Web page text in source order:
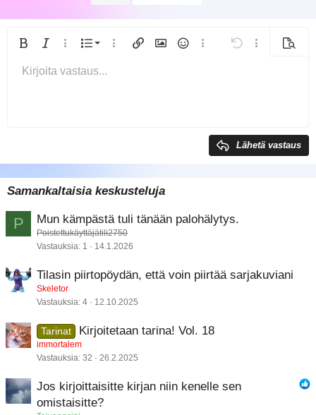
t
:
LihavoituKursivoitu
Lisää vaihtoehtoja...
Lista
Järjestetty lista
Lisää vaihtoehtoja...
Lisää linkki
Lisää kuva
HymiötLisää vaihtoehtoja...
KumoaLisää
Fontin koko
9
22
Tekstin väri
KirjasintyyliArial
Times New Roman
Trebuchet MS
Verdana
Yliviivattu
OjennusTasaa vasemmalle
Kappalemuoto
Normal
Lisää GIF
LainausLisää video/media
Lisää taulukko
Lisää vaakasuora viiva
Uudelleen
Vaihda BB-koodiin tai pois
Poista muotoilu
Luonnokset
Kirjoita vastaus...
Lähetä vastaus
Samankaltaisia keskusteluja
P Mun kämpästä tuli tänään palohälytys.
Poistettukäyttäjätili2750
Vastauksia 1 14.1.2026
Tilasin piirtopöydän, että voin piirtää sarjakuviani
Skeletor
Vastauksia 4 12.10.2025
Tarinat Kirjoitetaan tarina! Vol. 18
immortalem
Vastauksia 32 26.2.2025
Jos kirjoittaisitte kirjan niin kenelle sen
omistaisitte?